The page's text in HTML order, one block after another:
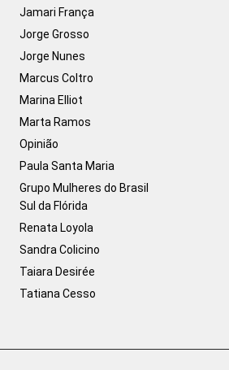
Jamari França
Jorge Grosso
Jorge Nunes
Marcus Coltro
Marina Elliot
Marta Ramos
Opinião
Paula Santa Maria
Grupo Mulheres do Brasil
Sul da Flórida
Renata Loyola
Sandra Colicino
Taiara Desirée
Tatiana Cesso